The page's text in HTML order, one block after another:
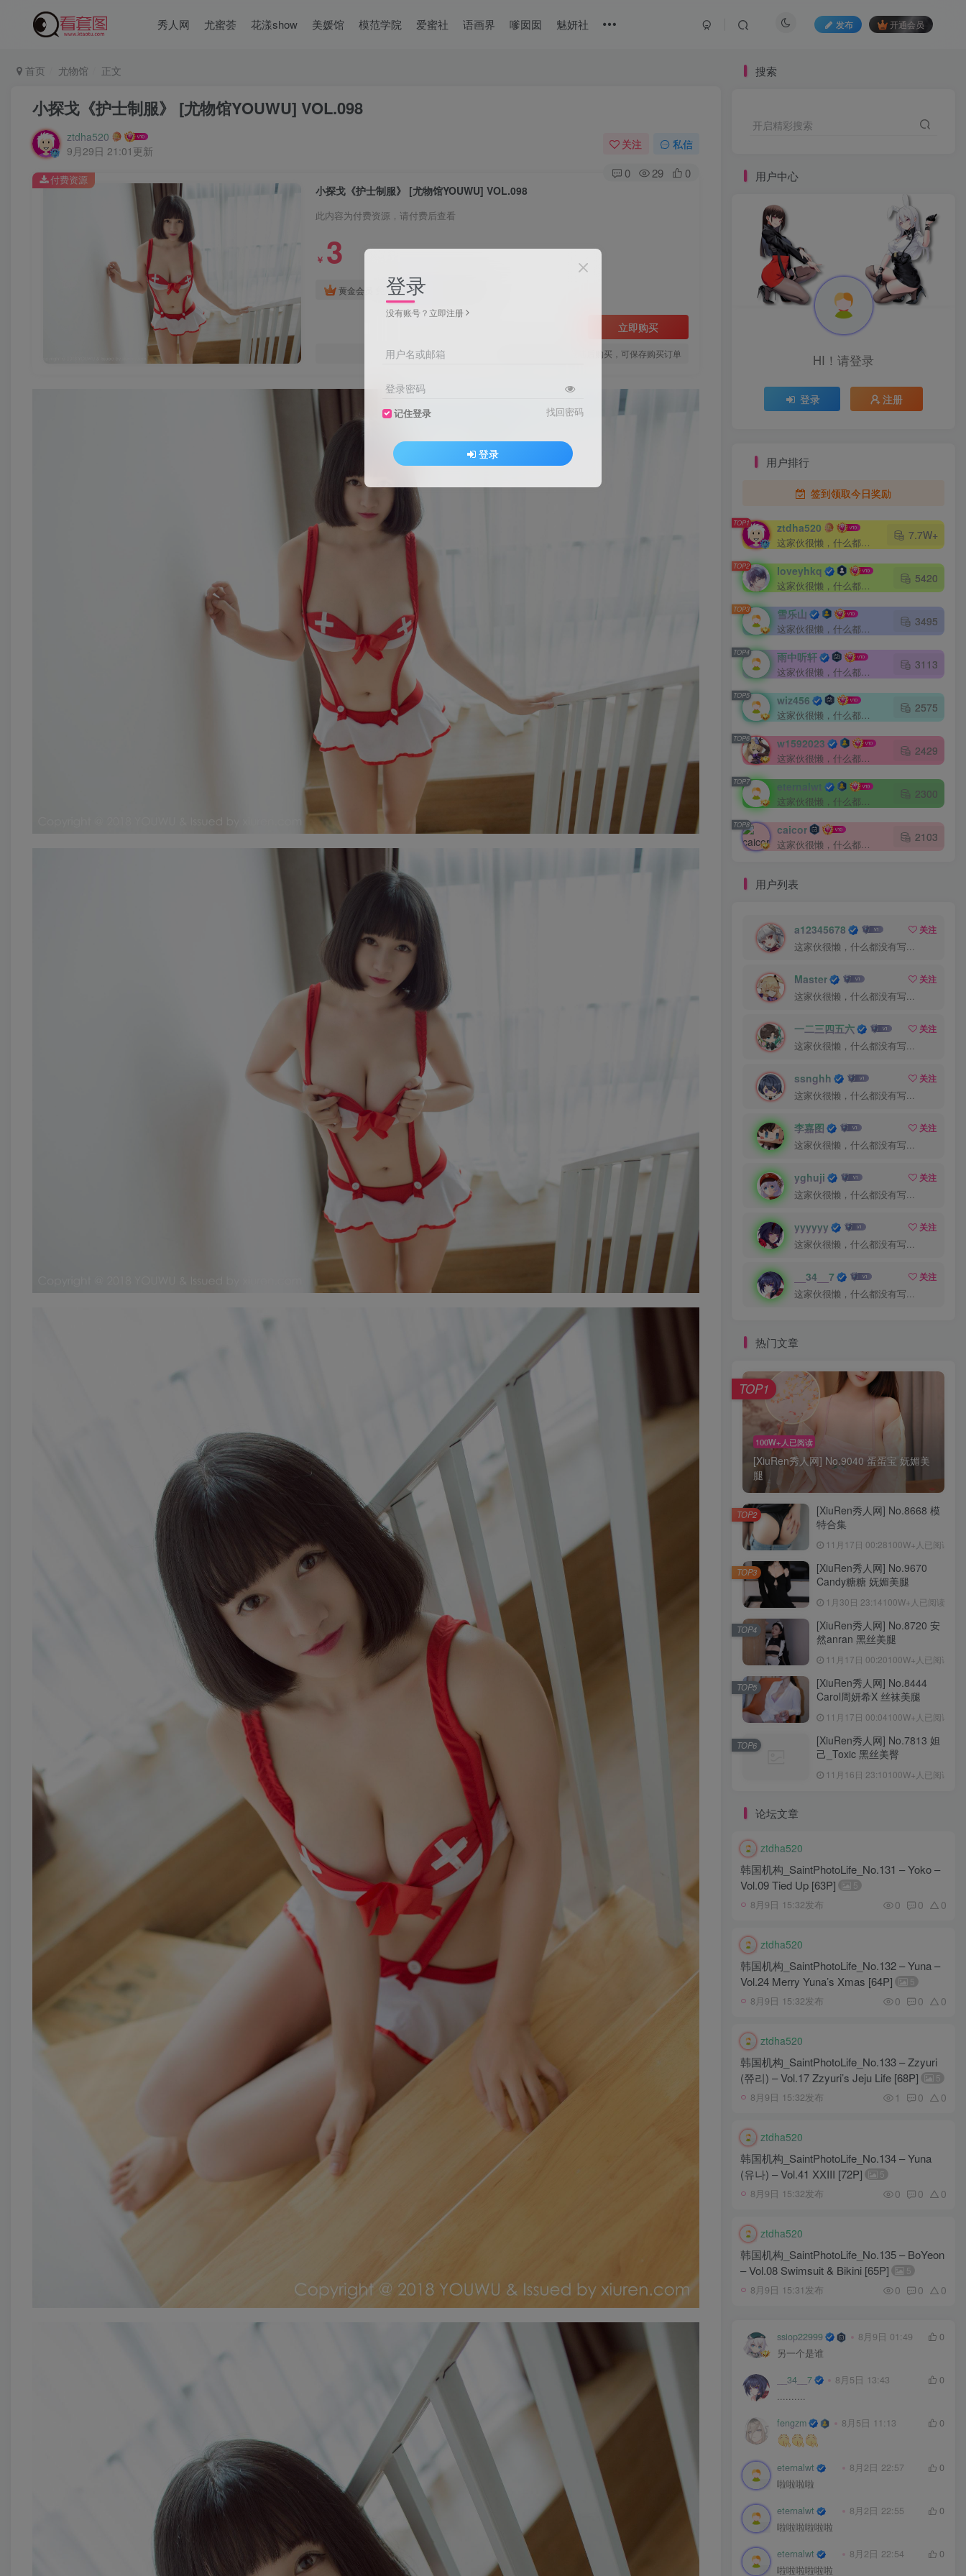
秀人网 尤蜜荟 花漾show 美媛馆 模范学院 爱蜜社 语画界 嗲囡囡 魅妍社 发布 开通会员
首页 尤物馆 正文
小探戈《护士制服》 [尤物馆YOUWU] VOL.098
ztdha520
9月29日 21:01更新
关注 私信
0 29 0
小探戈《护士制服》 [尤物馆YOUWU] VOL.098
此内容为付费资源，请付费后查看
￥ 3
黄金会员 免费
立即购买
您当前未登录！建议登陆后购买，可保存购买订单
付费资源
搜索
开启精彩搜索
用户中心
HI！请登录
登录 注册
用户排行
签到领取今日奖励
TOP1 ztdha520
这家伙很懒，什么都没有写...
7.7W+
TOP2 loveyhkq
这家伙很懒，什么都没有写...
5420
TOP3 雪乐山
这家伙很懒，什么都没有写...
3495
TOP4 雨中听轩
这家伙很懒，什么都没有写...
3113
TOP5 wiz456
这家伙很懒，什么都没有写...
2575
TOP6 w1592023
这家伙很懒，什么都没有写...
2429
TOP7 eternalwt
这家伙很懒，什么都没有写...
2300
TOP8 caicor
这家伙很懒，什么都没有写...
2103
用户列表
a12345678
关注
这家伙很懒，什么都没有写...
Master
关注
这家伙很懒，什么都没有写...
一二三四五六
关注
这家伙很懒，什么都没有写...
ssnghh
关注
这家伙很懒，什么都没有写...
李嘉图
关注
这家伙很懒，什么都没有写...
yghuji
关注
这家伙很懒，什么都没有写...
yyyyyy
关注
这家伙很懒，什么都没有写...
__34__7
关注
这家伙很懒，什么都没有写...
热门文章
100W+人已阅读
[XiuRen秀人网] No.9040 蛋蛋宝 妩媚美
腿
TOP1
[XiuRen秀人网] No.8668 模
特合集
11月17日 00:28 100W+人已阅读
TOP2
[XiuRen秀人网] No.9670
Candy糖糖 妩媚美腿
1月30日 23:14 100W+人已阅读
TOP3
[XiuRen秀人网] No.8720 安
然anran 黑丝美腿
11月17日 00:20 100W+人已阅读
TOP4
[XiuRen秀人网] No.8444
Carol周妍希X 丝袜美腿
11月17日 00:04 100W+人已阅读
TOP5
[XiuRen秀人网] No.7813 妲
己_Toxic 黑丝美臀
11月16日 23:10 100W+人已阅读
TOP6
论坛文章
ztdha520
韩国机构_SaintPhotoLife_No.131 – Yoko –
Vol.09 Tied Up [63P]
5
8月9日 15:32发布 0 0 0
ztdha520
韩国机构_SaintPhotoLife_No.132 – Yuna –
Vol.24 Merry Yuna’s Xmas [64P]
5
8月9日 15:32发布 0 0 0
ztdha520
韩国机构_SaintPhotoLife_No.133 – Zzyuri
(쮸리) – Vol.17 Zzyuri’s Jeju Life [68P]
5
8月9日 15:32发布 1 0 0
ztdha520
韩国机构_SaintPhotoLife_No.134 – Yuna
(유나) – Vol.41 XXIII [72P]
5
8月9日 15:32发布 0 0 0
ztdha520
韩国机构_SaintPhotoLife_No.135 – BoYeon
– Vol.08 Swimsuit & Bikini [65P]
5
8月9日 15:31发布 0 0 0
ssiop22999 8月9日 01:49
0
另一个是谁
__34__7 8月5日 13:43
0
..........
fengzm 8月5日 11:13 0
eternalwt 8月2日 22:57
0
啦啦啦啦
eternalwt 8月2日 22:55
0
啦啦啦啦啦啦
eternalwt 8月2日 22:54
0
啦啦啦啦啦啦
登录
没有账号？立即注册
用户名或邮箱
登录密码
记住登录 找回密码
登录